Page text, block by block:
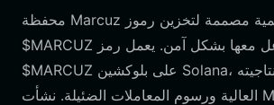
محفظة Marcuz هي واجهة رقمية مصممة لتخزين رموز
$MARCUZ وإرسالها والتفاعل معها بشكل آمن. يعمل رمز
$MARCUZ على بلوكشين Solana، المعروف بإنتاجيته
العالية ورسوم المعاملات الضئيلة. نشأت Marcuz (الشخص